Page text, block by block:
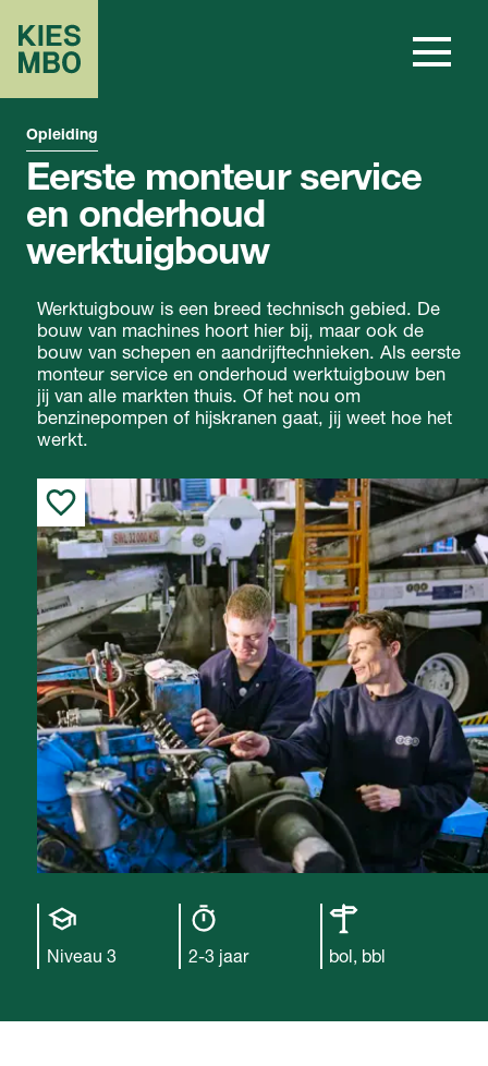
Opleiding
Eerste monteur service
en onderhoud
werktuigbouw
Werktuigbouw is een breed technisch gebied. De
bouw van machines hoort hier bij, maar ook de
bouw van schepen en aandrijftechnieken. Als eerste
monteur service en onderhoud werktuigbouw ben
jij van alle markten thuis. Of het nou om
benzinepompen of hijskranen gaat, jij weet hoe het
werkt.
Opleiding
niveau
Niveau 3
2-3 jaar
bol, bbl